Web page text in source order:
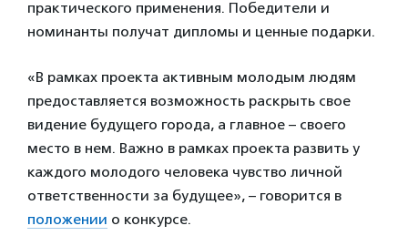
практического применения. Победители и
номинанты получат дипломы и ценные подарки.
«В рамках проекта активным молодым людям
предоставляется возможность раскрыть свое
видение будущего города, а главное – своего
место в нем. Важно в рамках проекта развить у
каждого молодого человека чувство личной
ответственности за будущее», – говорится в
положении о конкурсе.